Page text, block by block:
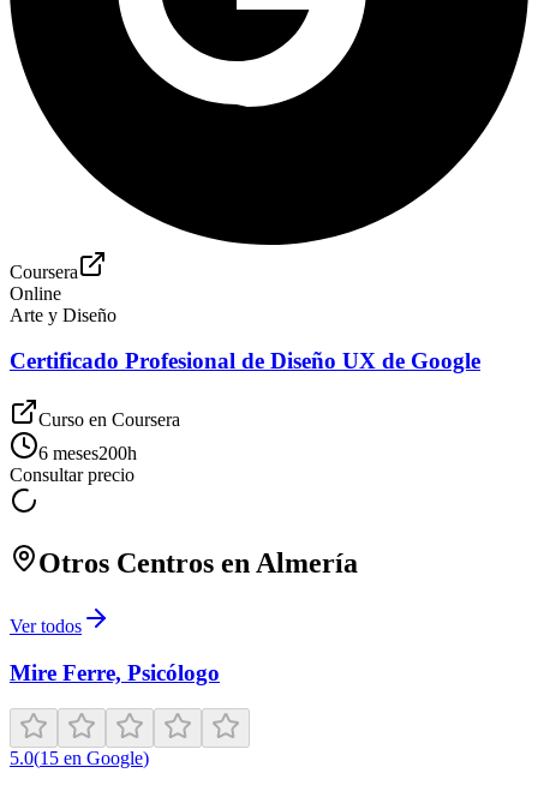
Coursera
Online
Arte y Diseño
Certificado Profesional de Diseño UX de Google
Curso en Coursera
6 meses200h
Consultar precio
Otros Centros en Almería
Ver todos
Mire Ferre, Psicólogo
5.0(15 en Google)